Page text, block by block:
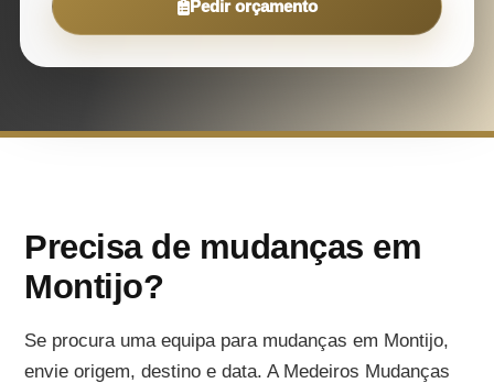
Pedir orçamento
Precisa de mudanças em
Montijo?
Se procura uma equipa para mudanças em Montijo,
envie origem, destino e data. A Medeiros Mudanças